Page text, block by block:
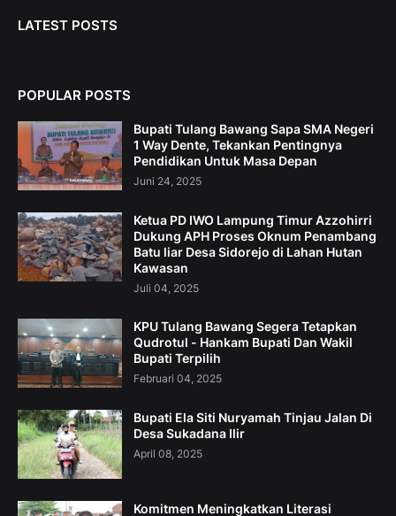
LATEST POSTS
POPULAR POSTS
Bupati Tulang Bawang Sapa SMA Negeri
1 Way Dente, Tekankan Pentingnya
Pendidikan Untuk Masa Depan
Juni 24, 2025
Ketua PD IWO Lampung Timur Azzohirri
Dukung APH Proses Oknum Penambang
Batu liar Desa Sidorejo di Lahan Hutan
Kawasan
Juli 04, 2025
KPU Tulang Bawang Segera Tetapkan
Qudrotul - Hankam Bupati Dan Wakil
Bupati Terpilih
Februari 04, 2025
Bupati Ela Siti Nuryamah Tinjau Jalan Di
Desa Sukadana Ilir
April 08, 2025
Komitmen Meningkatkan Literasi